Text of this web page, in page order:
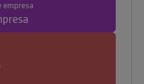
empresa